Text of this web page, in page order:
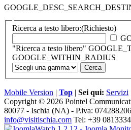
Ricerca a testo libero:(Richiesto)
"Ricerca a testo libero"
GOOGLE_WITHIN_RADIUS
Mobile Version | Top | Sei qui: Servizi
Copyright © 2026 Pointel
80077 - Ischia (NA) - P.iva:
info@visitischia.com Tel: +39